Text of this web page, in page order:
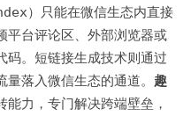
）只能在微信生态内直接
平台评论区、外部浏览器或
码。短链接生成技术则通过
落入微信生态的通道。 趣
力，专门解决跨端壁垒，